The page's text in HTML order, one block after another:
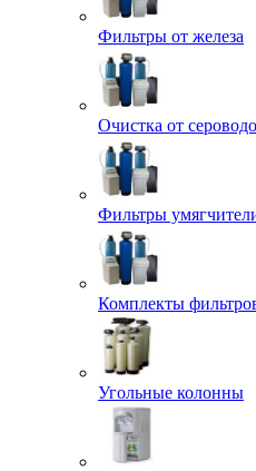
Фильтры от железа
Очистка от
Фильтры
Комплекты
Угольные колонны